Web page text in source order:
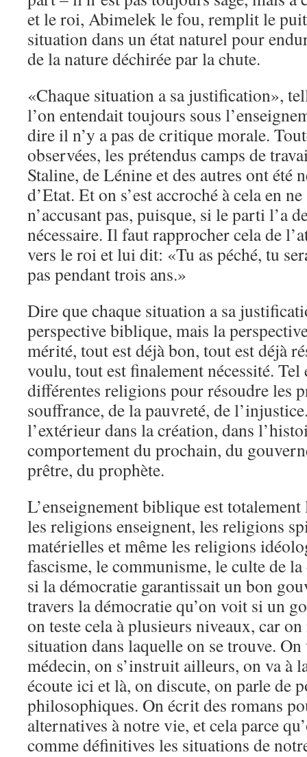
et le roi, Abimelek le fou, remplit le
situation dans un état naturel pour
de la nature déchirée par la chute.
«Chaque situation a sa justification»,
l’on entendait toujours sous
dire il n’y a pas de critique morale.
observées, les prétendus camps de
Staline, de Lénine et des autres ont été
d’Etat. Et on s’est accroché à cela en
n’accusant pas, puisque, si le parti l’a
nécessaire. Il faut rapprocher cela de
vers le roi et lui dit: «Tu as péché, tu
pas pendant trois ans.»
Dire que chaque situation a sa
perspective biblique, mais la
mérité, tout est déjà bon, tout est déjà
voulu, tout est finalement nécessité. Tel
différentes religions pour résoudre les
souffrance, de la pauvreté, de
l’extérieur dans la création, dans
comportement du prochain, du
prêtre, du prophète.
L’enseignement biblique est
les religions enseignent, les religions
matérielles et même les religions
fascisme, le communisme, le culte de
si la démocratie garantissait un bon
travers la démocratie qu’on voit si un
on teste cela à plusieurs niveaux, car on
situation dans laquelle on se trouve.
médecin, on s’instruit ailleurs, on va à
écoute ici et là, on discute, on parle de
philosophiques. On écrit des romans
alternatives à notre vie, et cela parce
comme définitives les situations de